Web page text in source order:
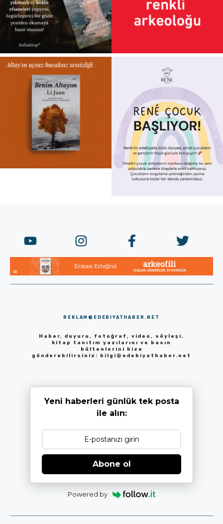
REKLAM@EDEBIYATHABER.NET
Haber, duyuru, fotoğraf, video, söyleşi,
kitap tanıtım yazılarını ve basın
bültenlerini bize
gönderebilirsiniz: bilgi@edebiyathaber.net
Yeni haberleri günlük tek posta
ile alın:
Abone ol
Powered by